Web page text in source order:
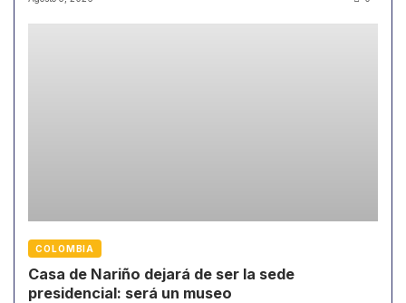
COLOMBIA
Casa de Nariño dejará de ser la sede
presidencial: será un museo